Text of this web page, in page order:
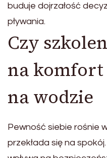
buduje dojrzałość
pływania.
Czy
na
na wodzie
Pewność siebie rośnie
przekłada się na